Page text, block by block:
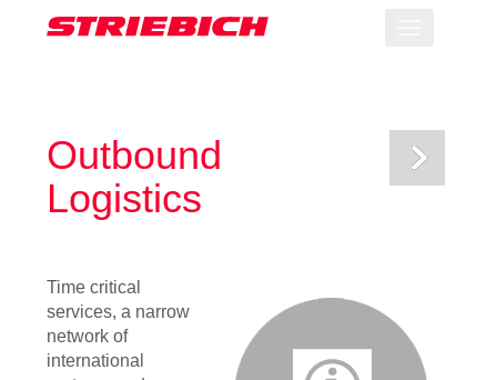
Outbound
Logistics
Time critical
services, a narrow
network of
international